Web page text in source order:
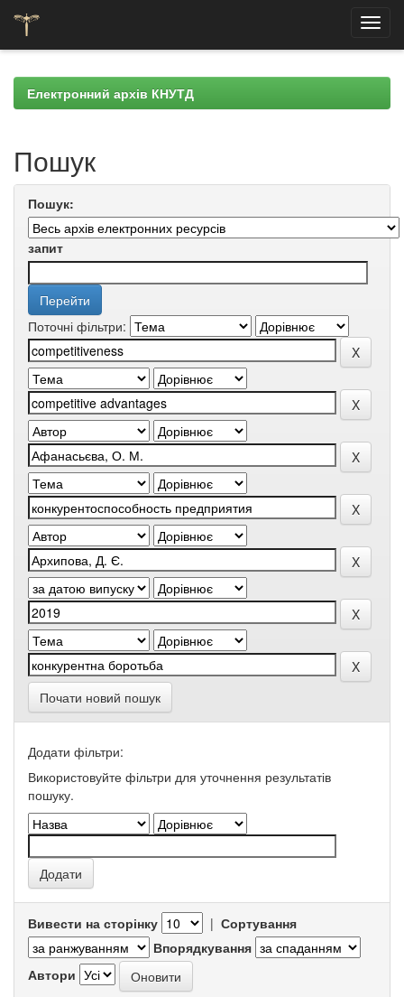
navigationЕлектронний архів КНУТД
Пошук
Пошук:
запит
Поточні фільтри:
Почати новий пошук
Додати фільтри:
Використовуйте фільтри для уточнення результатів
пошуку.
Вивести на сторінку | Сортування
Впорядкування
Автори